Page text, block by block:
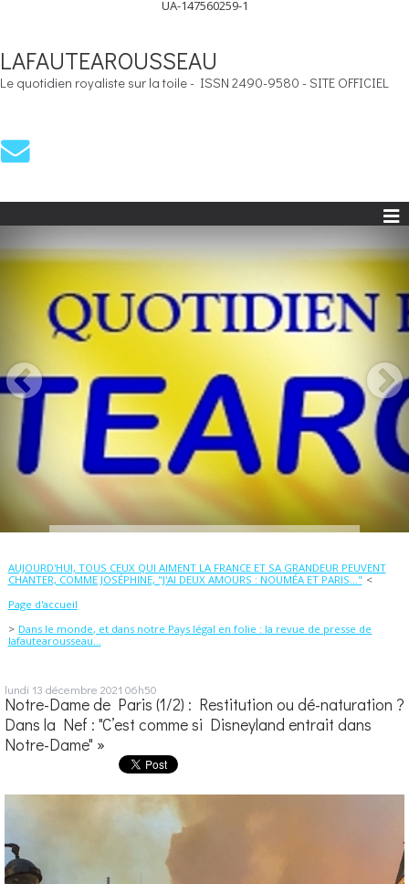
UA-147560259-1
LAFAUTEAROUSSEAU
Le quotidien royaliste sur la toile - ISSN 2490-9580 - SITE OFFICIEL
AUJOURD'HUI, TOUS CEUX QUI AIMENT LA FRANCE ET SA GRANDEUR PEUVENT
CHANTER, COMME JOSÉPHINE, "J'AI DEUX AMOURS : NOUMÉA ET PARIS..."
Page d'accueil
Dans le monde, et dans notre Pays légal en folie : la revue de presse de
lafautearousseau...
lundi 13 décembre 2021 06h50
Notre-Dame de Paris (1/2) : Restitution ou dé-naturation ?
Dans la Nef : "C’est comme si Disneyland entrait dans
Notre-Dame" »